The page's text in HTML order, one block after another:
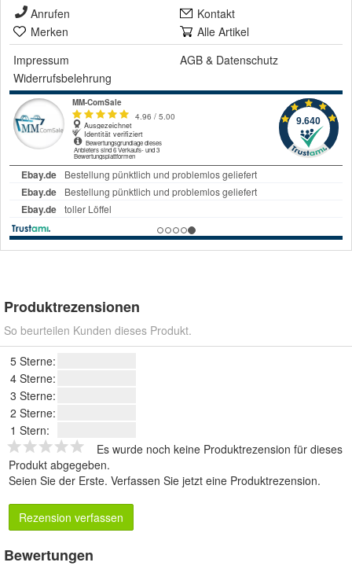
Anrufen
Kontakt
Merken
Alle Artikel
Impressum
AGB & Datenschutz
Widerrufsbelehrung
Produktrezensionen
So beurteilen Kunden dieses Produkt.
5 Sterne:
4 Sterne:
3 Sterne:
2 Sterne:
1 Stern:
Es wurde noch keine Produktrezension für dieses
Produkt abgegeben.
Seien Sie der Erste. Verfassen Sie jetzt eine Produktrezension.
Rezension verfassen
Bewertungen